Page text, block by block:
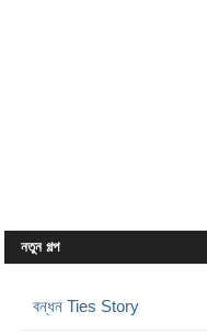
নতুন গল্প
বন্ধন Ties Story